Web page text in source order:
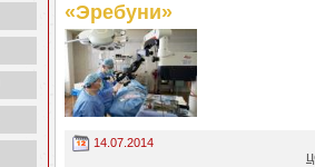
«Эребуни»
14.07.2014